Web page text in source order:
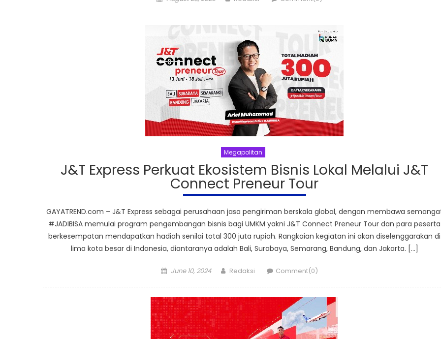
Megapolitan
J&T Express Perkuat Ekosistem Bisnis Lokal Melalui J&T
Connect Preneur Tour
GAYATREND.com – J&T Express sebagai perusahaan jasa pengiriman berskala global, dengan membawa
#JADIBISA memulai program pengembangan bisnis bagi UMKM yakni J&T Connect Preneur Tour dan para peserta
berkesempatan mendapatkan hadiah senilai total 300 juta rupiah. Rangkaian kegiatan ini akan diselenggarakan di
lima kota besar di Indonesia, diantaranya adalah Bali, Surabaya, Semarang, Bandung, dan Jakarta. […]
Posted
June 10, 2024 Author
Redaksi Comment(0)